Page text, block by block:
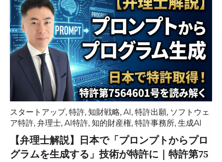
スタートアップ, 特許, 知財戦略, AI, 特許出願, ソフトウェ
ア特許, 弁理士, AI特許, 知的財産権, 特許事務所, 生成AI
【弁理士解説】日本で「プロンプトからプロ
グラムを生成する」技術が特許に｜特許第75